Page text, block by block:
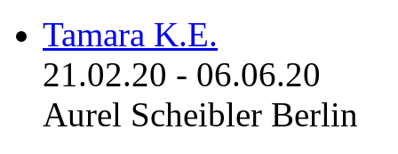
Tamara K.E.
21.02.20 - 06.06.20
Aurel Scheibler Berlin